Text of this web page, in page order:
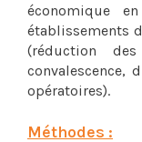
économique
établissements
(réduction
convalescence,
opératoires).
Méthodes :